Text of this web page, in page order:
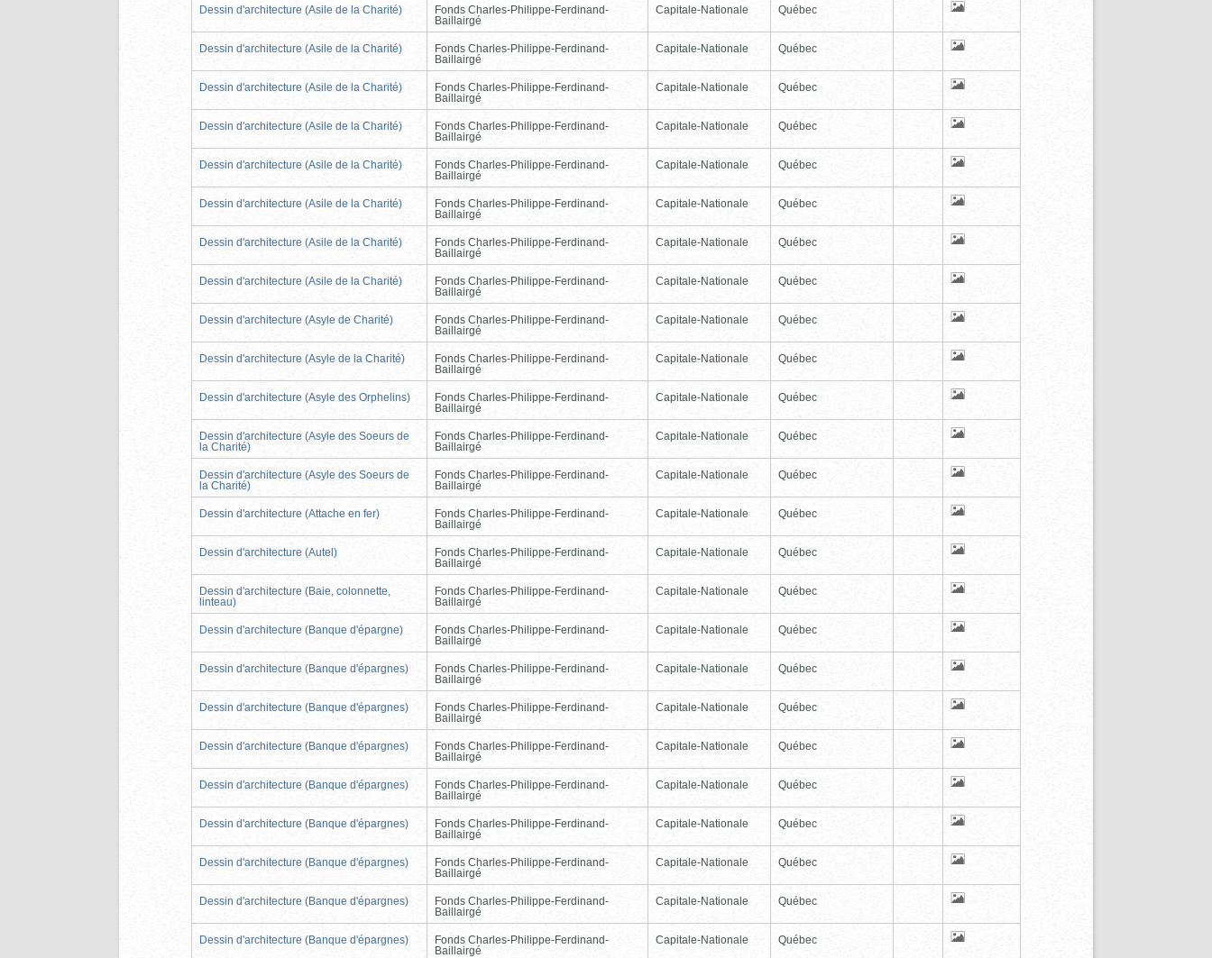
Dessin d'architecture (Asile de la Charité)
Fonds Charles-Philippe-Ferdinand-
Baillairgé
Capitale-Nationale Québec
Dessin d'architecture (Asile de la Charité)
Fonds Charles-Philippe-Ferdinand-
Baillairgé
Capitale-Nationale Québec
Dessin d'architecture (Asile de la Charité)
Fonds Charles-Philippe-Ferdinand-
Baillairgé
Capitale-Nationale Québec
Dessin d'architecture (Asile de la Charité)
Fonds Charles-Philippe-Ferdinand-
Baillairgé
Capitale-Nationale Québec
Dessin d'architecture (Asile de la Charité)
Fonds Charles-Philippe-Ferdinand-
Baillairgé
Capitale-Nationale Québec
Dessin d'architecture (Asile de la Charité)
Fonds Charles-Philippe-Ferdinand-
Baillairgé
Capitale-Nationale Québec
Dessin d'architecture (Asile de la Charité)
Fonds Charles-Philippe-Ferdinand-
Baillairgé
Capitale-Nationale Québec
Dessin d'architecture (Asile de la Charité)
Fonds Charles-Philippe-Ferdinand-
Baillairgé
Capitale-Nationale Québec
Dessin d'architecture (Asyle de Charité)
Fonds Charles-Philippe-Ferdinand-
Baillairgé
Capitale-Nationale Québec
Dessin d'architecture (Asyle de la Charité)
Fonds Charles-Philippe-Ferdinand-
Baillairgé
Capitale-Nationale Québec
Dessin d'architecture (Asyle des Orphelins)
Fonds Charles-Philippe-Ferdinand-
Baillairgé
Capitale-Nationale Québec
Dessin d'architecture (Asyle des Soeurs de
la Charité)
Fonds Charles-Philippe-Ferdinand-
Baillairgé
Capitale-Nationale Québec
Dessin d'architecture (Asyle des Soeurs de
la Charité)
Fonds Charles-Philippe-Ferdinand-
Baillairgé
Capitale-Nationale Québec
Dessin d'architecture (Attache en fer)
Fonds Charles-Philippe-Ferdinand-
Baillairgé
Capitale-Nationale Québec
Dessin d'architecture (Autel)
Fonds Charles-Philippe-Ferdinand-
Baillairgé
Capitale-Nationale Québec
Dessin d'architecture (Baie, colonnette,
linteau)
Fonds Charles-Philippe-Ferdinand-
Baillairgé
Capitale-Nationale Québec
Dessin d'architecture (Banque d'épargne)
Fonds Charles-Philippe-Ferdinand-
Baillairgé
Capitale-Nationale Québec
Dessin d'architecture (Banque d'épargnes)
Fonds Charles-Philippe-Ferdinand-
Baillairgé
Capitale-Nationale Québec
Dessin d'architecture (Banque d'épargnes)
Fonds Charles-Philippe-Ferdinand-
Baillairgé
Capitale-Nationale Québec
Dessin d'architecture (Banque d'épargnes)
Fonds Charles-Philippe-Ferdinand-
Baillairgé
Capitale-Nationale Québec
Dessin d'architecture (Banque d'épargnes)
Fonds Charles-Philippe-Ferdinand-
Baillairgé
Capitale-Nationale Québec
Dessin d'architecture (Banque d'épargnes)
Fonds Charles-Philippe-Ferdinand-
Baillairgé
Capitale-Nationale Québec
Dessin d'architecture (Banque d'épargnes)
Fonds Charles-Philippe-Ferdinand-
Baillairgé
Capitale-Nationale Québec
Dessin d'architecture (Banque d'épargnes)
Fonds Charles-Philippe-Ferdinand-
Baillairgé
Capitale-Nationale Québec
Dessin d'architecture (Banque d'épargnes)
Fonds Charles-Philippe-Ferdinand-
Baillairgé
Capitale-Nationale Québec